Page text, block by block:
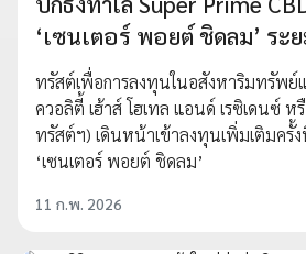
‘เซนเตอร์ พอยต์ ชิดลม’ ระ
ทรัสต์เพื่อการลงทุนในอสังหาริมทรัพย์
ควอลิตี้ เฮ้าส์ โฮเทล แอนด์ เรซิเดนซ์ ห
ทรัสต์ฯ) เดินหน้าเข้าลงทุนเพิ่มเติมครั้ง
‘เซนเตอร์ พอยต์ ชิดลม’
11 ก.พ. 2026